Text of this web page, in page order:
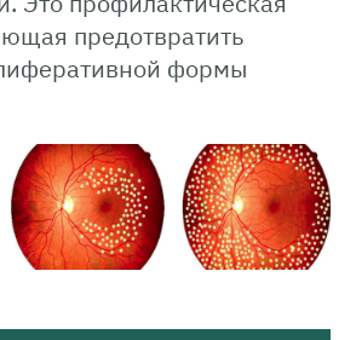
предотвратить
формы